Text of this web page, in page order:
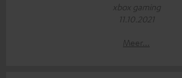
xbox gaming
11.10.2021
Meer...